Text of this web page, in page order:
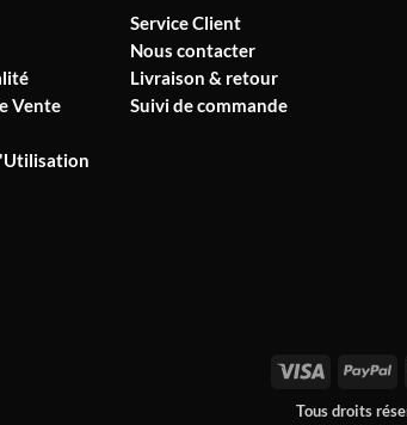
Vente
Service Client
Nous contacter
Livraison & retour
Suivi de commande
Visa
Tous droits